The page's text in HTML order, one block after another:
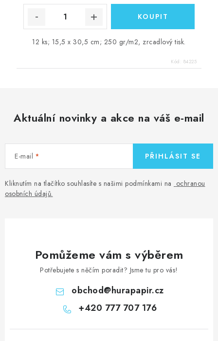
12 ks; 15,5 x 30,5 cm; 250 gr/m2, zrcadlový tisk.
Kód: 84225
Aktuální novinky a akce na váš e-mail
E-mail
Kliknutím na tlačítko souhlasíte s našimi podmínkami na ochranou
osobních údajů.
PŘIHLÁSIT SE
Pomůžeme vám s výběrem
Potřebujete s něčím poradit? Jsme tu pro vás!
obchod@hurapapir.cz
+420 777 707 176